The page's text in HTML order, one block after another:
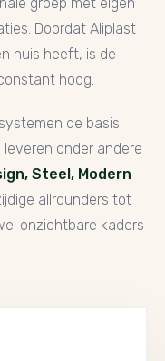
Doordat Aliplast
huis heeft, is de
hoog.
de basis
onder andere
Steel, Modern
allrounders tot
onzichtbare kaders